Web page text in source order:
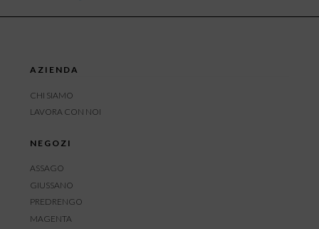
AZIENDA
CHI SIAMO
LAVORA CON NOI
NEGOZI
ASSAGO
GIUSSANO
PREDRENGO
MAGENTA